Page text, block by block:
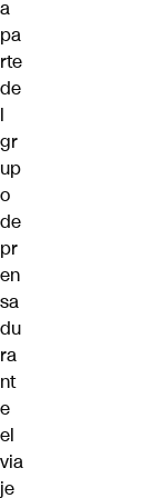
a
pa
rte
de
l
gr
up
o
de
pr
en
sa
du
ra
nt
e
el
via
je